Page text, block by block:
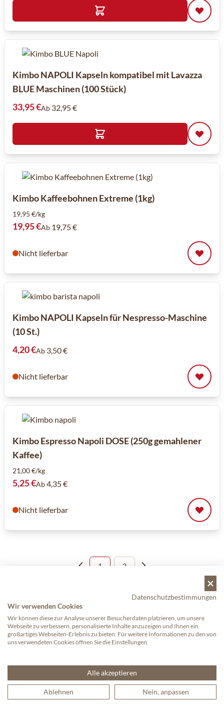
Kimbo NAPOLI Kapseln kompatibel mit Lavazza
BLUE Maschinen (100 Stück)
33,95 €Ab 32,95 €
Kimbo Kaffeebohnen Extreme (1kg)
19,95 €/kg
19,95 €Ab 19,75 €
Nicht lieferbar
Kimbo NAPOLI Kapseln für Nespresso-Maschine
(10 St.)
4,20 €Ab 3,50 €
Nicht lieferbar
Kimbo Espresso Napoli DOSE (250g gemahlener
Kaffee)
21,00 €/kg
5,25 €Ab4,35 €
Nicht lieferbar
Artikel von 40
1 2
Leidenschaft und Erfahrung: So entstand der
Die Ursprünge der Firma Kimbo, wie wir sie heute kennen,
liegen in den 1950er Jahren. Vater Rubino betrieb damals einen
kleinen Laden mit Kaffeebar in Neapel und seine Söhne
Gerardo, Elio und Francesco halfen ihm im Geschäft. Die
Datenschutzbestimmungen
Wir verwenden Cookies
Wir können diese zur Analyse unserer Besucherdaten platzieren, um unsere
Webseite zu verbessern, personalisierte Inhalte anzuzeigen und Ihnen ein
großartiges Webseiten-Erlebnis zu bieten. Für weitere Informationen zu den von
uns verwendeten Cookies öffnen Sie die Einstellungen.
Alle akzeptieren
Ablehnen Nein, anpassen